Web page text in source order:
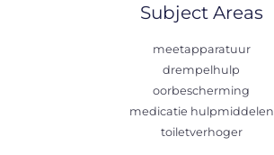
Subject Areas
meetapparatuur
drempelhulp
oorbescherming
medicatie hulpmiddelen
toiletverhoger